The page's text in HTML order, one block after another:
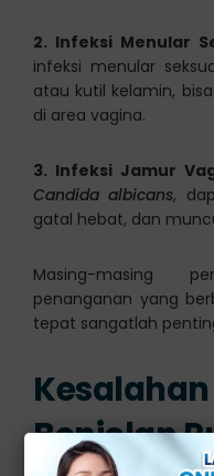
2. Infeksi Menular
infeksi menular
atau kutil kelamin,
di area vagina.
3. Infeksi Jamur
Candida albicans,
gatal hebat, dan
Masing-masing
penanganan yang
tepat sangatlah
Benjolan